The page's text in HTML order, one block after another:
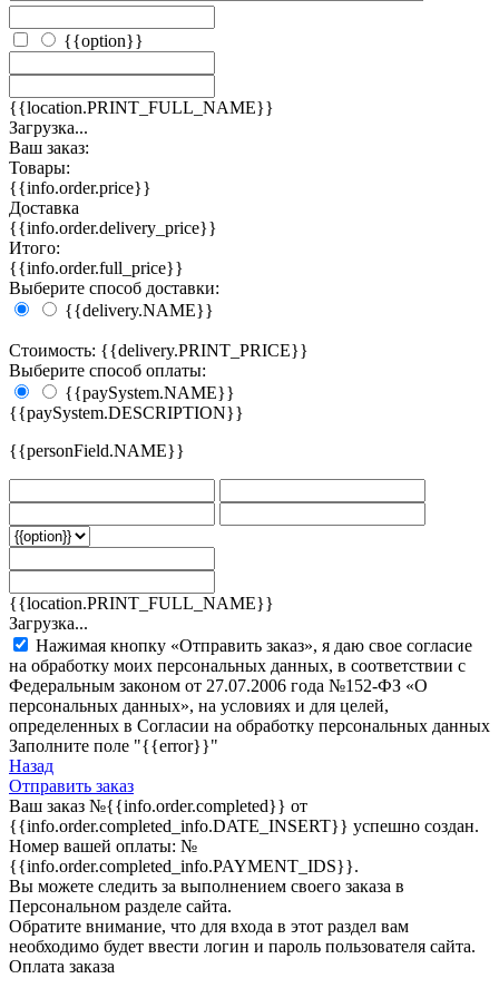
{{option}}
{{location.PRINT_FULL_NAME}}
Загрузка...
Ваш заказ:
Товары:
{{info.order.price}}
Доставка
{{info.order.delivery_price}}
Итого:
{{info.order.full_price}}
Выберите способ доставки:
{{delivery.NAME}}
Стоимость: {{delivery.PRINT_PRICE}}
Выберите способ оплаты:
{{paySystem.NAME}}
{{paySystem.DESCRIPTION}}
{{personField.NAME}}
{{location.PRINT_FULL_NAME}}
Загрузка...
Нажимая кнопку «Отправить заказ», я даю свое согласие
на обработку моих персональных данных, в соответствии с
Федеральным законом от 27.07.2006 года №152-ФЗ «О
персональных данных», на условиях и для целей,
определенных в Согласии на обработку персональных данных
Заполните поле "{{error}}"
Назад
Отправить заказ
Ваш заказ №{{info.order.completed}} от
{{info.order.completed_info.DATE_INSERT}} успешно создан.
Номер вашей оплаты: №
{{info.order.completed_info.PAYMENT_IDS}}.
Вы можете следить за выполнением своего заказа в
Персональном разделе сайта.
Обратите внимание, что для входа в этот раздел вам
необходимо будет ввести логин и пароль пользователя сайта.
Оплата заказа